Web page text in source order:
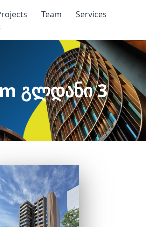
Team
Services
გლდანი 3